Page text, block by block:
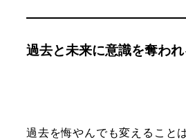
過去と未来に意識を奪わ
過去を悔やんでも変えること